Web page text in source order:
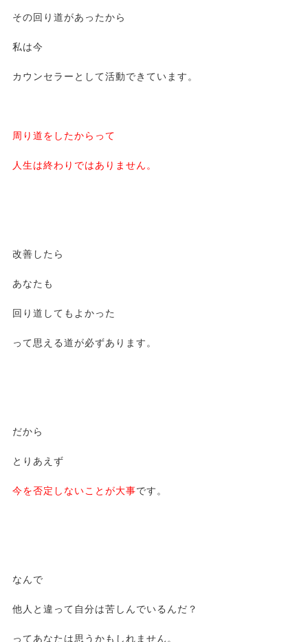
その回り道があったから
私は今
カウンセラーとして活動できています。
周り道をしたからって
人生は終わりではありません。
改善したら
あなたも
回り道してもよかった
って思える道が必ずあります。
だから
とりあえず
今を否定しないことが大事です。
なんで
他人と違って自分は苦しんでいるんだ？
ってあなたは思うかもしれません。